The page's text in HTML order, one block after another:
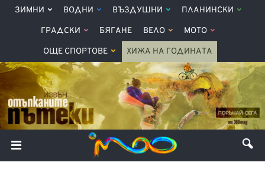
ЗИМНИ ВОДНИ ВЪЗДУШНИ ПЛАНИНСКИ
ГРАДСКИ БЯГАНЕ ВЕЛО МОТО
ОЩЕ СПОРТОВЕ ХИЖА НА ГОДИНАТА